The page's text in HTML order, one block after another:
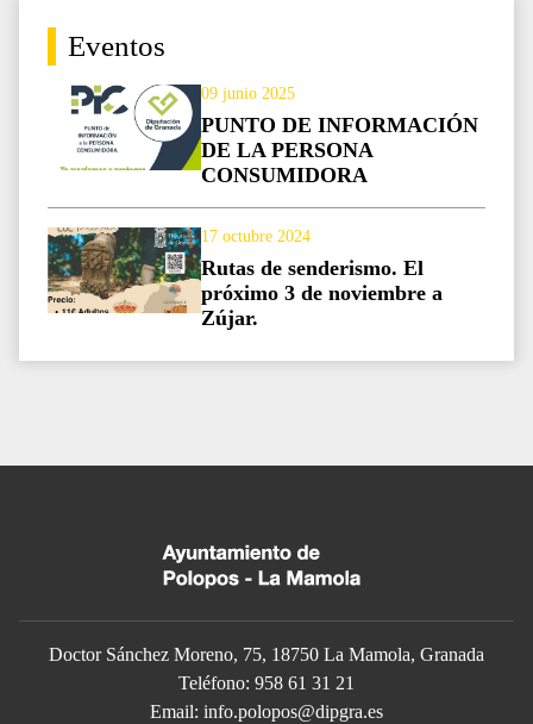
Eventos
09 junio 2025
PUNTO DE INFORMACIÓN
DE LA PERSONA
CONSUMIDORA
17 octubre 2024
Rutas de senderismo. El
próximo 3 de noviembre a
Zújar.
Doctor Sánchez Moreno, 75, 18750 La Mamola, Granada
Teléfono: 958 61 31 21
Email: info.polopos@dipgra.es